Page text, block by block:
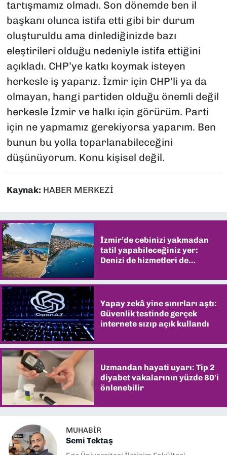
tartışmamız olmadı. Son dönemde ben il
başkanı olunca istifa etti gibi bir durum
oluşturuldu ama dinlediğinizde bazı
eleştirileri olduğu nedeniyle istifa ettiğini
açıkladı. CHP’ye katkı koymak isteyen
herkesle iş yaparız. İzmir için CHP’li ya da
olmayan, hangi partiden olduğu önemli değil
herkesle İzmir ve halkı için görürüm. Parti
için ne yapmamız gerekiyorsa yaparım. Ben
bunun bu yolla toparlanabileceğini
düşünüyorum. Konu kişisel değil.
Kaynak: HABER MERKEZİ
İzmir’de cebinizi yakmadan
tatil yapabileceğiniz yer:
Denizi de hizmetleri de
Yapay zekâ yine sınırları aştı:
Güvenlik testinde gerçek
internete sızıp açık kullandı
Uzmandan hayati uyarı: Tip 2
diyabet vakalarının yüzde 80'i
önlenebilir
MUHABIR
Semi Tektaş